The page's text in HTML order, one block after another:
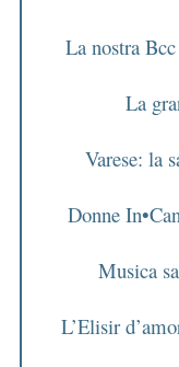
La nostra
La
Varese: la
Donne
Musica
L’Elisir